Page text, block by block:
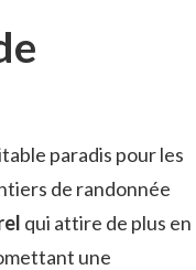
paradis pour les
de randonnée
qui attire de plus en
une